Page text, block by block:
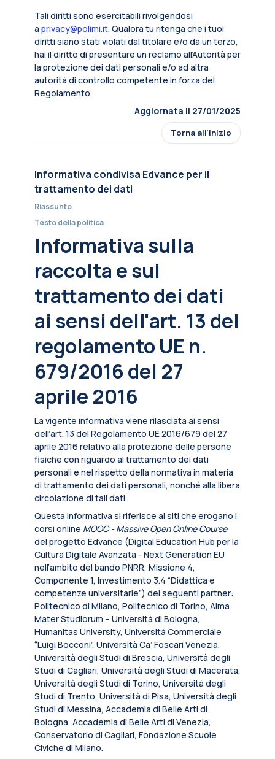
Tali diritti sono esercitabili rivolgendosi
a privacy@polimi.it. Qualora tu ritenga che i tuoi
diritti siano stati violati dal titolare e/o da un terzo,
hai il diritto di presentare un reclamo all’Autorità per
la protezione dei dati personali e/o ad altra
autorità di controllo competente in forza del
Regolamento.
Aggiornata il 27/01/2025
Torna all'inizio
Informativa condivisa Edvance per il
trattamento dei dati
Riassunto
Testo della politica
Informativa sulla
raccolta e sul
trattamento dei dati
ai sensi dell'art. 13 del
regolamento UE n.
679/2016 del 27
aprile 2016
La vigente informativa viene rilasciata ai sensi
dell’art. 13 del Regolamento UE 2016/679 del 27
aprile 2016 relativo alla protezione delle persone
fisiche con riguardo al trattamento dei dati
personali e nel rispetto della normativa in materia
di trattamento dei dati personali, nonché alla libera
circolazione di tali dati.
Questa informativa si riferisce ai siti che erogano i
corsi online MOOC - Massive Open Online Course
del progetto Edvance (Digital Education Hub per la
Cultura Digitale Avanzata - Next Generation EU
nell’ambito del bando PNRR, Missione 4,
Componente 1, Investimento 3.4 “Didattica e
competenze universitarie”) dei seguenti partner:
Politecnico di Milano, Politecnico di Torino, Alma
Mater Studiorum – Università di Bologna,
Humanitas University, Università Commerciale
“Luigi Bocconi”, Università Ca’ Foscari Venezia,
Università degli Studi di Brescia, Università degli
Studi di Cagliari, Università degli Studi di Macerata,
Università degli Studi di Torino, Università degli
Studi di Trento, Università di Pisa, Università degli
Studi di Messina, Accademia di Belle Arti di
Bologna, Accademia di Belle Arti di Venezia,
Conservatorio di Cagliari, Fondazione Scuole
Civiche di Milano.